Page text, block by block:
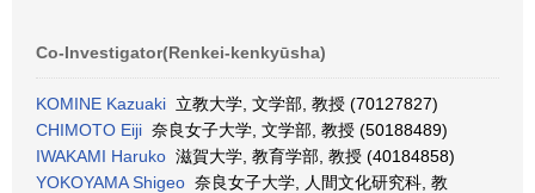
Co-Investigator(Renkei-kenkyūsha)
KOMINE Kazuaki 立教大学, 文学部, 教授 (70127827)
CHIMOTO Eiji 奈良女子大学, 文学部, 教授 (50188489)
IWAKAMI Haruko 滋賀大学, 教育学部, 教授 (40184858)
YOKOYAMA Shigeo 奈良女子大学, 人間文化研究科, 教